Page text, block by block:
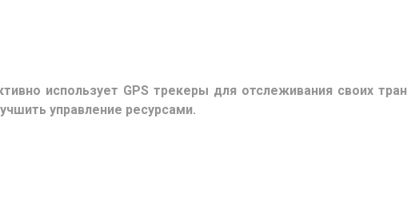
использует GPS трекеры для отслеживания своих
управление ресурсами.